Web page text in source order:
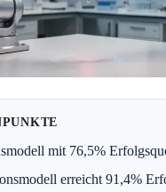
mit 76,5%
erreicht 91,4%